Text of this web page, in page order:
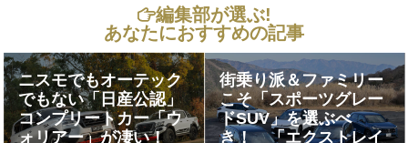
編集部が選ぶ!
あなたにおすすめの記事
ニスモでもオーテック
でもない「日産公認」
コンプリートカー「ウ
ォリアー」が凄い！
街乗り派＆ファミリー
こそ「スポーツグレー
ドSUV」を選ぶべ
き！ 「エクストレイ